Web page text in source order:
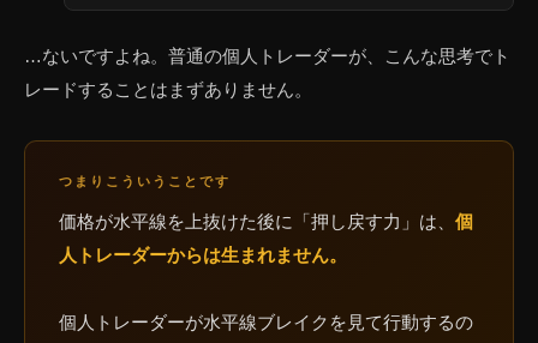
…ないですよね。普通の個人トレーダーが、こんな思考でト
レードすることはまずありません。
つまりこういうことです
価格が水平線を上抜けた後に「押し戻す力」は、 個
人トレーダーからは生まれません。
個人トレーダーが水平線ブレイクを見て行動するの